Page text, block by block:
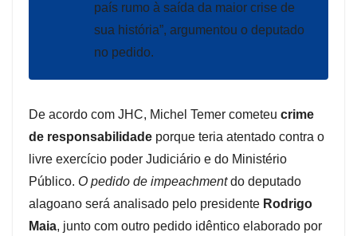
país rumo à saída da maior crise de
sua história”, argumentou o deputado
no pedido.
De acordo com JHC, Michel Temer cometeu crime
de responsabilidade porque teria atentado contra o
livre exercício poder Judiciário e do Ministério
Público. O pedido de impeachmentdo deputado
alagoano será analisado pelo presidente Rodrigo
Maia, junto com outro pedido idêntico elaborado por